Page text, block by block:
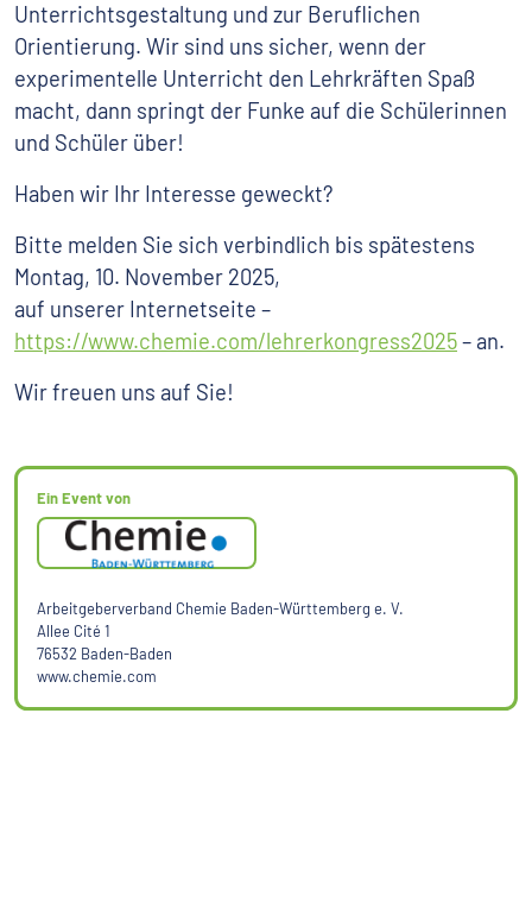
Unterrichtsgestaltung und zur Beruflichen
Orientierung. Wir sind uns sicher, wenn der
experimentelle Unterricht den Lehrkräften Spaß
macht, dann springt der Funke auf die Schülerinnen
und Schüler über!
Haben wir Ihr Interesse geweckt?
Bitte melden Sie sich verbindlich bis spätestens
Montag, 10. November 2025,
auf unserer Internetseite –
https://www.chemie.com/lehrerkongress2025– an.
Wir freuen uns auf Sie!
Ein Event von
Arbeitgeberverband Chemie Baden-Württemberg e. V.
Allee Cité 1
76532 Baden-Baden
www.chemie.com